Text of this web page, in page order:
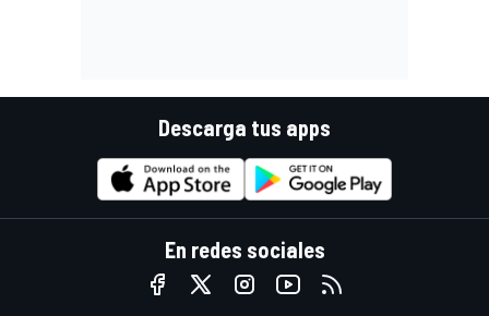
Descarga tus apps
En redes sociales